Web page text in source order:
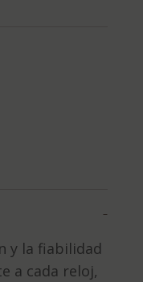
–
y la fiabilidad
a cada reloj,